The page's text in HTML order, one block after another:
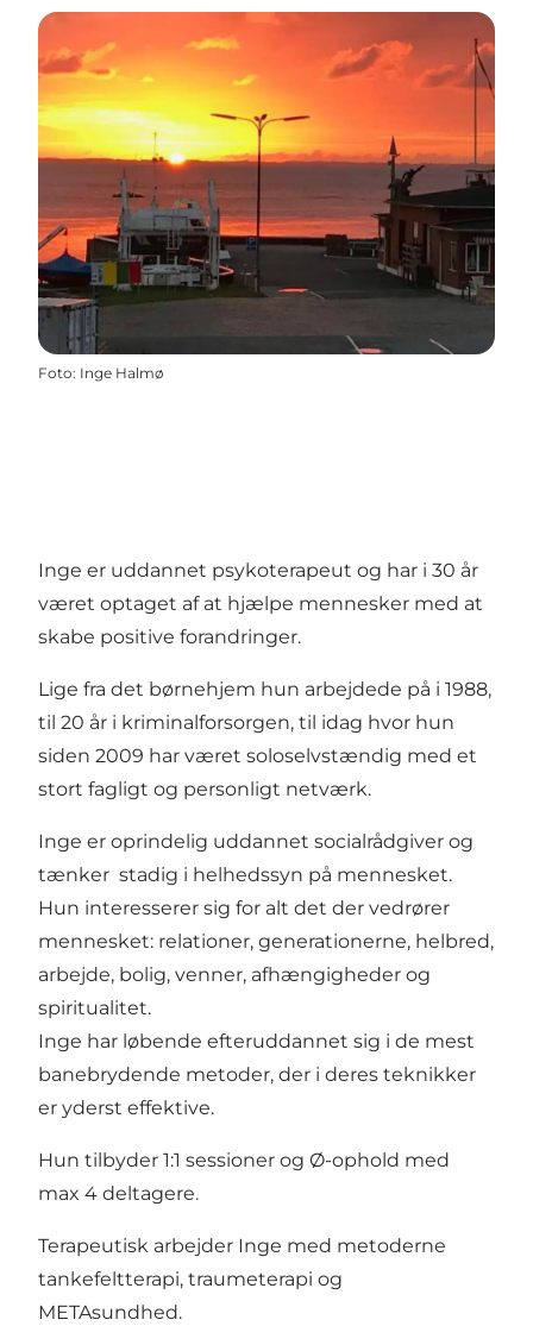
Foto: Inge Halmø
Inge er uddannet psykoterapeut og har i 30 år
været optaget af at hjælpe mennesker med at
skabe positive forandringer.
Lige fra det børnehjem hun arbejdede på i 1988,
til 20 år i kriminalforsorgen, til idag hvor hun
siden 2009 har været soloselvstændig med et
stort fagligt og personligt netværk.
Inge er oprindelig uddannet socialrådgiver og
tænker stadig i helhedssyn på mennesket.
Hun interesserer sig for alt det der vedrører
mennesket: relationer, generationerne, helbred,
arbejde, bolig, venner, afhængigheder og
spiritualitet.
Inge har løbende efteruddannet sig i de mest
banebrydende metoder, der i deres teknikker
er yderst effektive.
Hun tilbyder 1:1 sessioner og Ø-ophold med
max 4 deltagere.
Terapeutisk arbejder Inge med metoderne
tankefeltterapi, traumeterapi og
METAsundhed.